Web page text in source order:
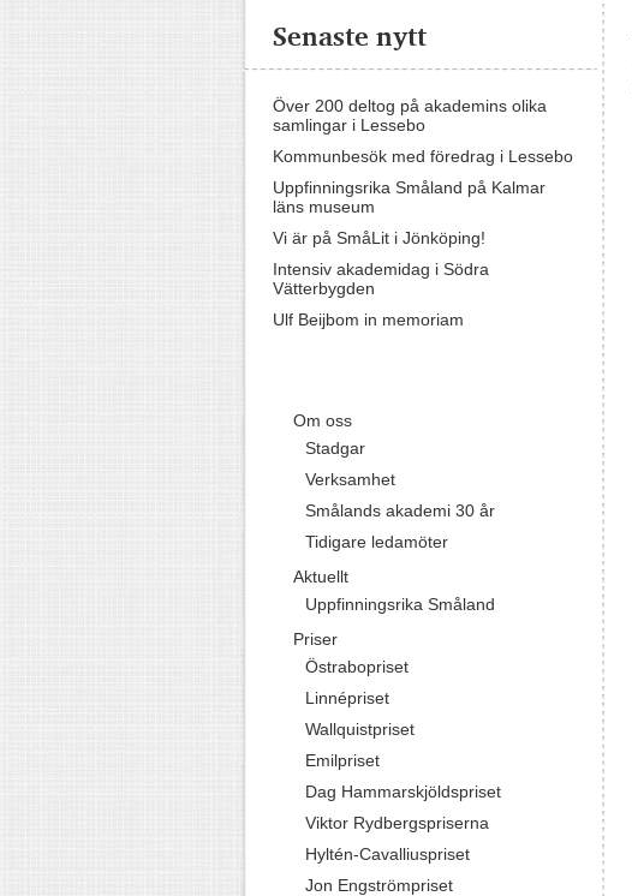
Senaste nytt
Över 200 deltog på akademins olika
samlingar i Lessebo
Kommunbesök med föredrag i Lessebo
Uppfinningsrika Småland på Kalmar
läns museum
Vi är på SmåLit i Jönköping!
Intensiv akademidag i Södra
Vätterbygden
Ulf Beijbom in memoriam
Om oss
Stadgar
Verksamhet
Smålands akademi 30 år
Tidigare ledamöter
Aktuellt
Uppfinningsrika Småland
Priser
Östrabopriset
Linnépriset
Wallquistpriset
Emilpriset
Dag Hammarskjöldspriset
Viktor Rydbergspriserna
Hyltén-Cavalliuspriset
Jon Engströmpriset